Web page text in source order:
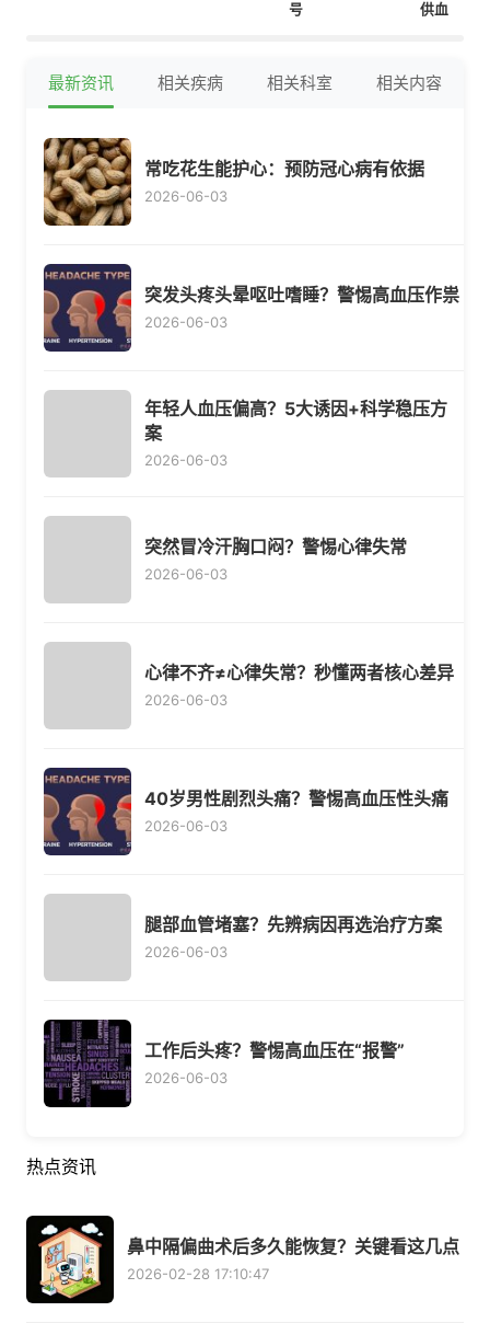
号
供血
最新资讯 相关疾病 相关科室 相关内容
常吃花生能护心：预防冠心病有依据
2026-06-03
突发头疼头晕呕吐嗜睡？警惕高血压作祟
2026-06-03
年轻人血压偏高？5大诱因+科学稳压方
案
2026-06-03
突然冒冷汗胸口闷？警惕心律失常
2026-06-03
心律不齐≠心律失常？秒懂两者核心差异
2026-06-03
40岁男性剧烈头痛？警惕高血压性头痛
2026-06-03
腿部血管堵塞？先辨病因再选治疗方案
2026-06-03
工作后头疼？警惕高血压在“报警”
2026-06-03
热点资讯
鼻中隔偏曲术后多久能恢复？关键看这几点
2026-02-28 17:10:47